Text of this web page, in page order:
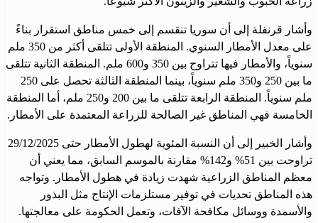
وأشار قرنفلة إلى أن سوريا تنقسم إلى خمس مناطق استقرار بناءً
على معدل الأمطار السنوي. المنطقة الأولى تتلقى أكثر من 350 ملم
سنوياً، والأمطار فيها تتراوح بين 350 و600 ملم. المنطقة الثانية تتلقى
ما بين 250 و350 ملم سنوياً، بينما المنطقة الثالثة تحصل على 250
ملم سنوياً. المنطقة الرابعة تتلقى ما بين 200 و250 ملم، أما المنطقة
الخامسة فهي المناطق غير الصالحة للزراعة المعتمدة على الأمطار.
وأشار الخبير إلى أن النسبة المئوية لهطول الأمطار حتى 29/12/2025
تراوحت بين 51% و142% مقارنة بالموسم السابق، مما يعني أن
معظم المناطق الزراعية شهدت زيادة في هطول الأمطار. وتواجه
هذه المناطق تحديات في توفير مستلزمات الإنتاج مثل البذور
والأسمدة ووسائل مكافحة الآفات، وتعمل الحكومة على معالجتها.